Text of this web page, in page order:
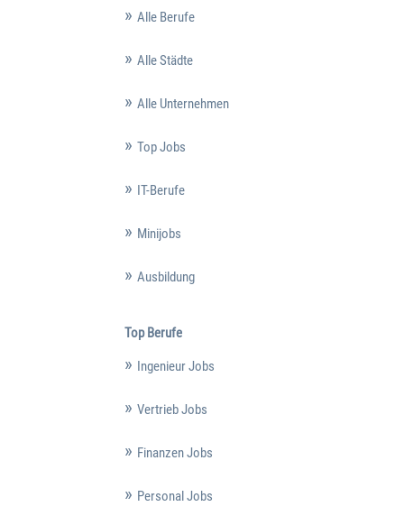
Alle Berufe
Alle Städte
Alle Unternehmen
Top Jobs
IT-Berufe
Minijobs
Ausbildung
Top Berufe
Ingenieur Jobs
Vertrieb Jobs
Finanzen Jobs
Personal Jobs